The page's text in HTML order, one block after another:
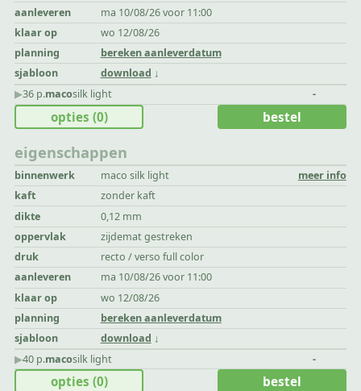
aanleveren
ma 10/08/26 voor 11:00
klaar op
wo 12/08/26
planning
bereken aanleverdatum
sjabloon
download
▶︎36 p.macosilk light -
eigenschappen
binnenwerk maco silk light
meer info
kaft
zonder kaft
dikte
0,12 mm
oppervlak
zijdemat gestreken
druk
recto / verso full color
aanleveren
ma 10/08/26 voor 11:00
klaar op
wo 12/08/26
planning
bereken aanleverdatum
sjabloon
download
opties (0) bestel
▶︎40 p.macosilk light -
opties (0) bestel